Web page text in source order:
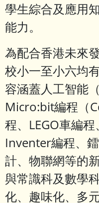
學生綜合及應用
能力。
為配合香港未來
校小一至小六均
容涵蓋人工智能
Micro:bit編程（
程、LEGO車編
Inventer編程、
計、物聯網等的
與常識科及數學
化、趣味化、多